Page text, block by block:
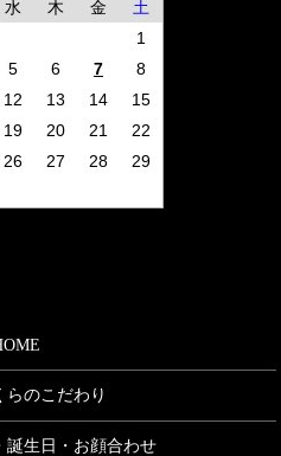
水 木 金
土
1
5 6 7
8
12 13 14
15
19 20 21
22
26 27 28
29
らのこだわり
誕生日・お顔合わせ